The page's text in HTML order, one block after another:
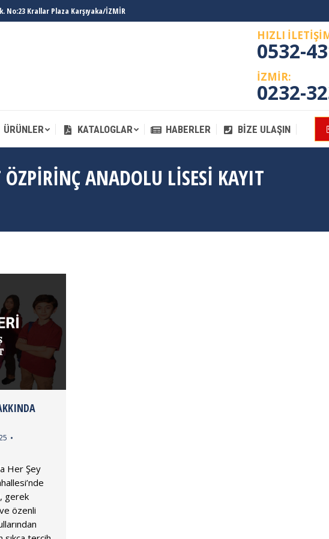
No:23 Krallar Plaza Karşıyaka/İZMİR
HIZLI
0532-
İZMİR:
0232-
ÜRÜNLER KATALOGLAR HABERLER BIZE ULAŞIN
ANADOLU LISESI KAYIT
Her Şey
gerek
özenli
ÜRÜNLER KATALOGLAR HABERLER BIZE ULAŞIN